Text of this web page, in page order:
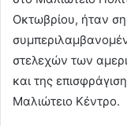
Οκτωβρίου, ήταν
στελεχών των
και της
Μαλιώτειο Κέντρο.